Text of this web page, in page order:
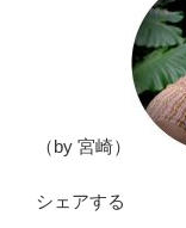
（by 宮崎）
シェアする